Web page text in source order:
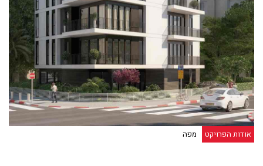
אודות הפרויקט מפה